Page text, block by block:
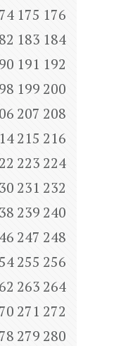
175 176
183 184
191 192
199 200
207 208
215 216
223 224
231 232
239 240
247 248
255 256
263 264
271 272
279 280